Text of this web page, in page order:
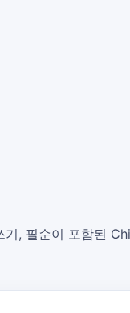
, 필순이 포함된